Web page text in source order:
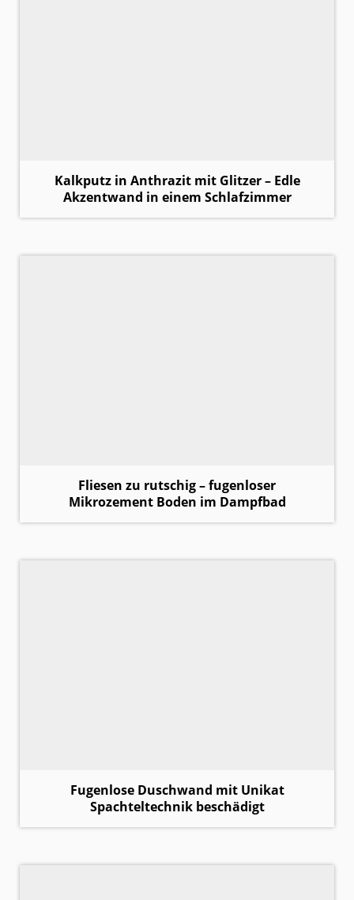
Kalkputz in Anthrazit mit Glitzer – Edle
Akzentwand in einem Schlafzimmer
Fliesen zu rutschig – fugenloser
Mikrozement Boden im Dampfbad
Fugenlose Duschwand mit Unikat
Spachteltechnik beschädigt